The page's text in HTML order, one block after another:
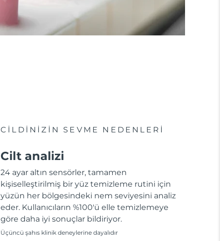
CİLDİNİZİN SEVME NEDENLERİ
Cilt analizi
24 ayar altın sensörler, tamamen
kişiselleştirilmiş bir yüz temizleme rutini için
yüzün her bölgesindeki nem seviyesini analiz
eder. Kullanıcıların %100'ü elle temizlemeye
göre daha iyi sonuçlar bildiriyor.
Üçüncü şahıs klinik deneylerine dayalıdır